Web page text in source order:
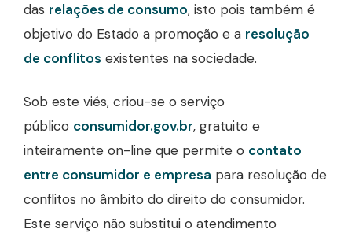
das relações de consumo, isto pois também é
objetivo do Estado a promoção e a resolução
de conflitos existentes na sociedade.
Sob este viés, criou-se o serviço
público consumidor.gov.br, gratuito e
inteiramente on-line que permite o contato
entre consumidor e empresa para resolução de
conflitos no âmbito do direito do consumidor.
Este serviço não substitui o atendimento